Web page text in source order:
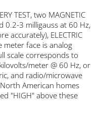
BATTERY TEST, two
Hz, and 0.2-3 milligauss
more accurately),
The meter face is
third of full scale
60 Hz, 3 kilovolts/meter @
electric, and radio/
in North American
is labeled "HIGH" above